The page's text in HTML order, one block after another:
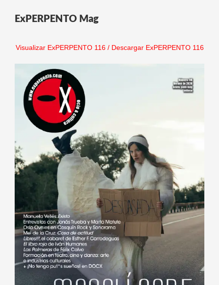
ExPERPENTO Mag
Visualizar ExPERPENTO 116/ Descargar ExPERPENTO 116